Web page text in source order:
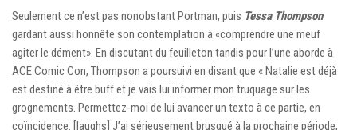
Seulement ce n’est pas nonobstant Portman, puis Tessa Thompson
gardant aussi honnête son contemplation à «comprendre une meuf
agiter le dément». En discutant du feuilleton tandis pour l’une aborde à
ACE Comic Con, Thompson a poursuivi en disant que « Natalie est déjà
est destiné à être buff et je vais lui informer mon truquage sur les
grognements. Permettez-moi de lui avancer un texto à ce partie, en
coïncidence. [laughs] J’ai sérieusement brusqué à la prochaine période,